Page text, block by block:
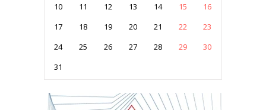
10
11 12 13 14 15
16
17
18 19 20 21 22
23
24
25 26 27 28 29
30
31